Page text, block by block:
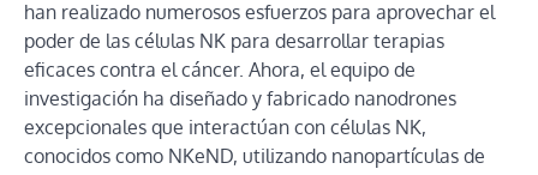
han realizado numerosos esfuerzos para aprovechar el
poder de las células NK para desarrollar terapias
eficaces contra el cáncer. Ahora, el equipo de
investigación ha diseñado y fabricado nanodrones
excepcionales que interactúan con células NK,
conocidos como NKeND, utilizando nanopartículas de